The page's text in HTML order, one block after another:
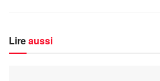
Lireaussi